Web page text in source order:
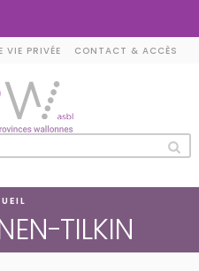
VIE PRIVÉE CONTACT & ACCÈS
TILKIN